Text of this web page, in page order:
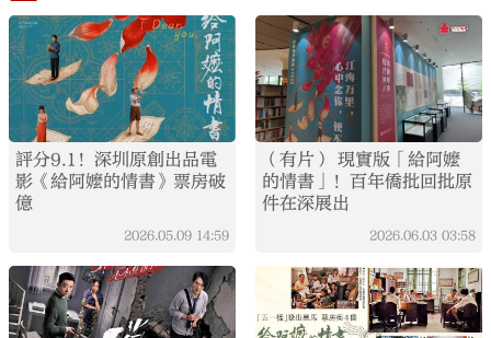
評分9.1！深圳原創出品電
影《給阿嬤的情書》票房破
億
2026.05.09 14:59
（有片） 現實版「給阿嬤
的情書」！百年僑批回批原
件在深展出
2026.06.03 03:58